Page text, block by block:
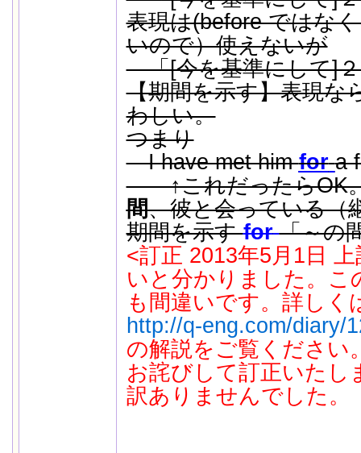
表現は(before ではな
いので）使えないが
「[今を基準にして]２
【期間を示す】表現な
わしい。
つまり
I have met himfor a
↑これだったらOK。
間、彼と会っている（
期間を示すfor 「～の
<訂正 2013年5月1日
いと分かりました。
も間違いです。詳しく
http://q-eng.com/diary/
の解説をご覧ください
お詫びして訂正いたし
訳ありませんでした。